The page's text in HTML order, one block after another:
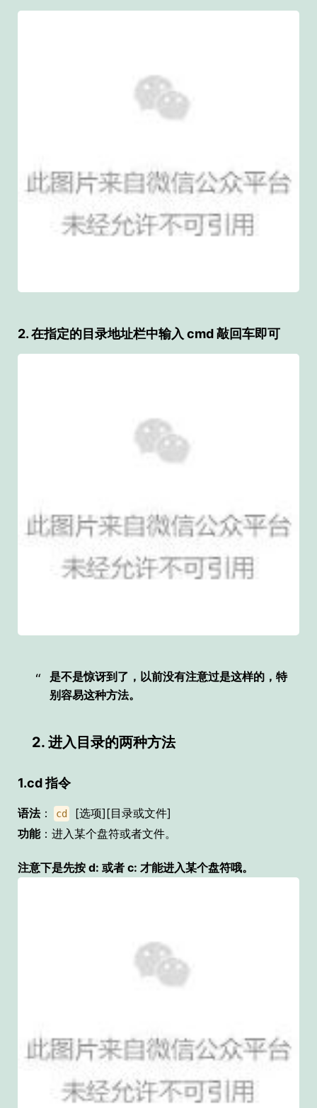
2. 在指定的目录地址栏中输入 cmd 敲回车即可
是不是惊讶到了，以前没有注意过是这样的，特
别容易这种方法。
2. 进入目录的两种方法
1.cd 指令
语法： cd
[选项][目录或文件]
功能：进入某个盘符或者文件。
注意下是先按 d: 或者 c: 才能进入某个盘符哦。